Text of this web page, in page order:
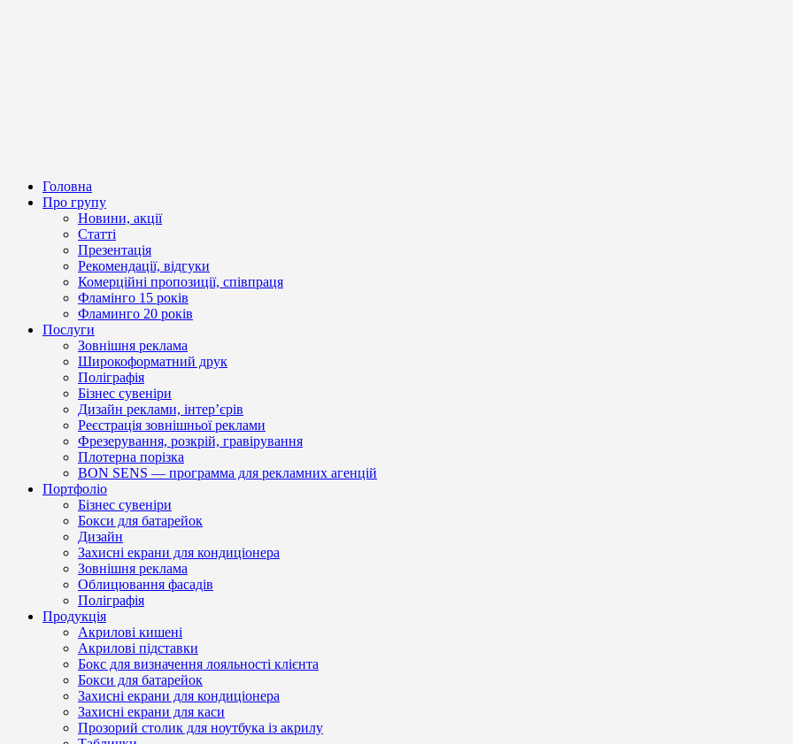
Головна
Про групу
Новини, акції
Статті
Презентація
Рекомендації, відгуки
Комерційні пропозиції, співпраця
Фламінго 15 років
Фламинго 20 років
Послуги
Зовнішня реклама
Широкоформатний друк
Поліграфія
Бізнес сувеніри
Дизайн реклами, інтер’єрів
Реєстрація зовнішньої реклами
Фрезерування, розкрій, гравірування
Плотерна порізка
BON SENS — программа для рекламних агенцій
Портфоліо
Бізнес сувеніри
Бокси для батарейок
Дизайн
Захисні екрани для кондиціонера
Зовнішня реклама
Облицювання фасадів
Поліграфія
Продукція
Акрилові кишені
Акрилові підставки
Бокс для визначення лояльності клієнта
Бокси для батарейок
Захисні екрани для кондиціонера
Захисні екрани для каси
Прозорий столик для ноутбука із акрилу